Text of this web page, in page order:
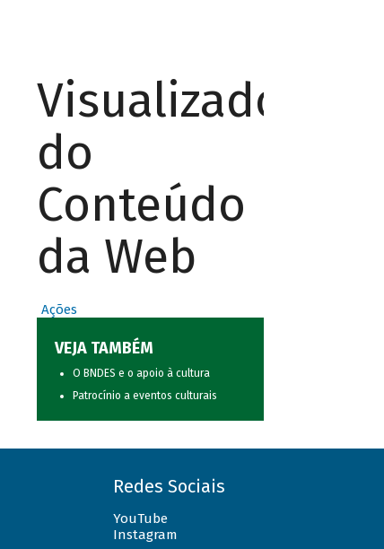
Visualizador
do
Conteúdo
da Web
Ações
VEJA TAMBÉM
O BNDES e o apoio à cultura
Patrocínio a eventos culturais
Redes Sociais
YouTube
Instagram